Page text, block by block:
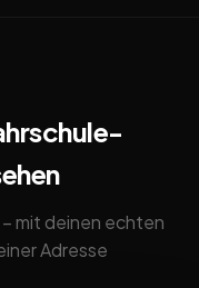
mit deinen echten
Adresse